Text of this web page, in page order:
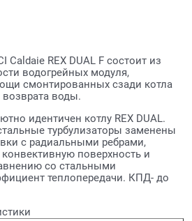
Caldaie REX DUAL F состоит из
водогрейных модуля,
смонтированных сзади котла
воды.
идентичен котлу REX DUAL.
турбулизаторы заменены
с радиальными ребрами,
поверхность и
со стальными
теплопередачи. КПД- до